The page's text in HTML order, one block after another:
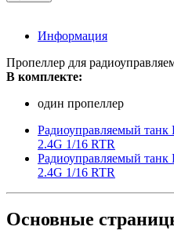
Информация
Пропеллер для
В комплекте:
один пропеллер
Радиоуправляемый
2.4G 1/16 RTR
Радиоуправляемый
2.4G 1/16 RTR
Основные